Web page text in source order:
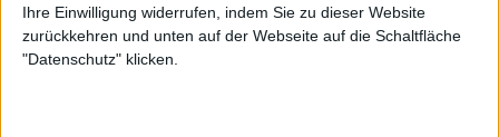
Ihre Einwilligung widerrufen, indem Sie zu dieser Website
zurückkehren und unten auf der Webseite auf die Schaltfläche
"Datenschutz" klicken.
zerstören, wenn sie auf Diane Parry trifft.
Gael Monfils trifft in der Night Session am